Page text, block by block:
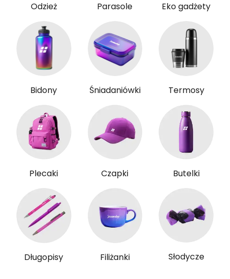
Odzież Parasole Eko gadżety
Bidony Śniadaniówki Termosy
Plecaki Czapki Butelki
Długopisy Filiżanki Słodycze